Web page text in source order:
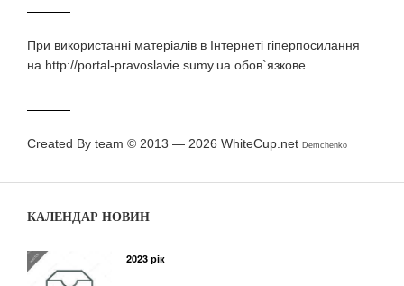
При використаннi матерiалiв в Iнтернетi гiперпосилання
на http://portal-pravoslavie.sumy.ua обов`язкове.
Created By team © 2013 — 2026 WhiteCup.net Demchenko
КАЛЕНДАР НОВИН
2023 рік